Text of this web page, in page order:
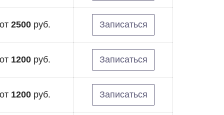
от 2500 руб. Записаться
от 1200 руб. Записаться
от 1200 руб. Записаться